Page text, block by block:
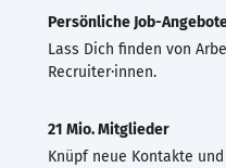
Persönliche Job-
Lass Dich finden von
Recruiter·innen.
21 Mio. Mitglieder
Knüpf neue Kontakte